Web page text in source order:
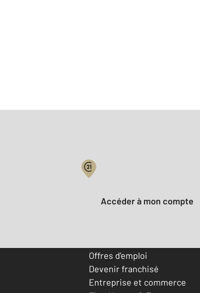
Votre compte :
Accéder à mon compte
Offres d'emploi
Devenir franchisé
Entreprise et commerce